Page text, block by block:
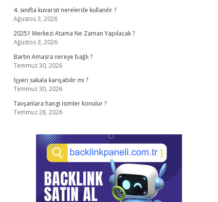
4. sınıfta kuvarsit nerelerde kullanılır ?
Ağustos 3, 2026
20251 Merkezi Atama Ne Zaman Yapılacak ?
Ağustos 3, 2026
Bartın Amasra nereye bağlı ?
Temmuz 30, 2026
İşyeri sakala karışabilir mi ?
Temmuz 30, 2026
Tavşanlara hangi isimler konulur ?
Temmuz 28, 2026